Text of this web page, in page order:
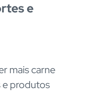
e
mais carne
e produtos